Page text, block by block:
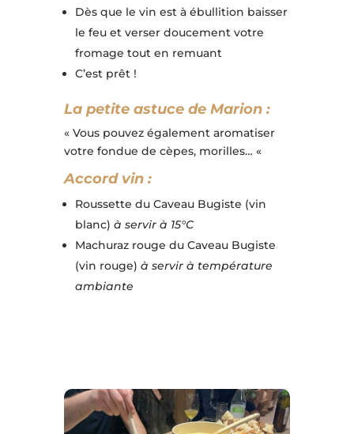
Dès que le vin est à ébullition baisser
le feu et verser doucement votre
fromage tout en remuant
C’est prêt !
La petite astuce de Marion :
« Vous pouvez également aromatiser
votre fondue de cèpes, morilles… «
Accord vin :
Roussette du Caveau Bugiste (vin
blanc) à servir à 15°C
Machuraz rouge du Caveau Bugiste
(vin rouge) à servir à température
ambiante